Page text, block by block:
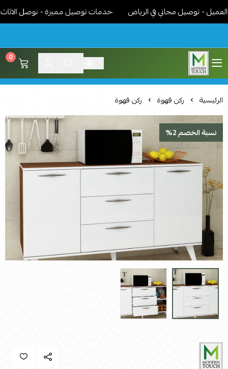
- توصيل مجاني في الرياض خدمات توصيل مميزة - نوصل الاثاث
اثاث مودرن لمسة عصرية
0
الرئيسية ركن قهوة ركن قهوة
نسبة الخصم 2%